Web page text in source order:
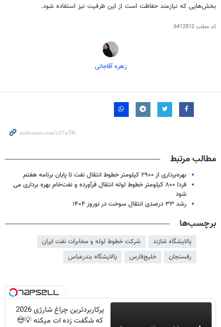
بخش‌هایی که نیازمند حفاظت است از این ظرفیت نیز استفاده شود.
کد مطلب6412812
زهره آقاجانی
مطالب مرتبط
بهره‌برداری از ۲۹۰۰ کیلومتر خطوط انتقال نفت تا پایان برنامه هفتم
فردا ۸۰۰ کیلومتر خطوط لوله انتقال فرآورده و نفت‌خام بهره برداری می
شود
رشد ۳۳ درصدی انتقال سوخت در نوروز ۱۴۰۴
برچسب‌ها
پالایشگاه شازند
شرکت خطوط لوله و مخابرات نفت ایران
رفسنجان
خلیج‌فارس پالایشگاه بندرعباس
پرکاربردترین چراغ شارژی 2026
که شگفت زده ات میکنه 💡😍